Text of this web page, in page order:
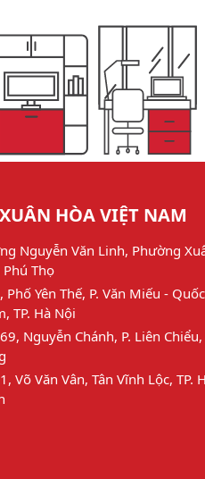
HÒA VIỆT NAM
Nguyễn Văn Linh, Phường
Thọ
Phố Yên Thế, P. Văn Miếu -
TP. Hà Nội
Nguyễn Chánh, P. Liên Chiểu,
Võ Văn Vân, Tân Vĩnh Lộc, TP.